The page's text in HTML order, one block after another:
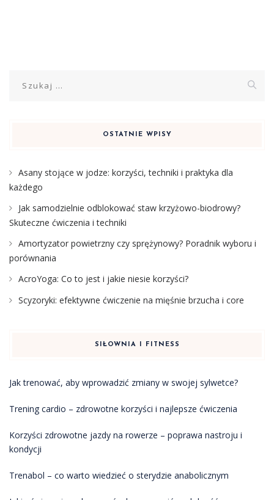
OSTATNIE WPISY
Asany stojące w jodze: korzyści, techniki i praktyka dla
każdego
Jak samodzielnie odblokować staw krzyżowo-biodrowy?
Skuteczne ćwiczenia i techniki
Amortyzator powietrzny czy sprężynowy? Poradnik wyboru i
porównania
AcroYoga: Co to jest i jakie niesie korzyści?
Scyzoryki: efektywne ćwiczenie na mięśnie brzucha i core
SIŁOWNIA I FITNESS
Jak trenować, aby wprowadzić zmiany w swojej sylwetce?
Trening cardio – zdrowotne korzyści i najlepsze ćwiczenia
Korzyści zdrowotne jazdy na rowerze – poprawa nastroju i
kondycji
Trenabol – co warto wiedzieć o sterydzie anabolicznym